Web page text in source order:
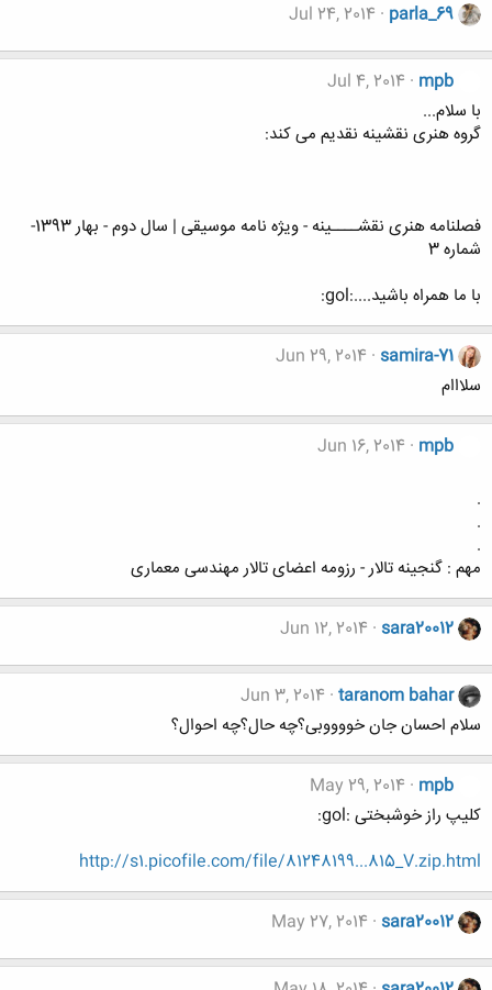
parla_69
Jul 24, 2014
mpb
Jul 4, 2014
با سلام...
گروه هنری نقشینه نقدیم می کند:
فصلنامه هنری نقشــــینه - ویژه نامه موسیقی | سال دوم - بهار 1393-
شماره 3
با ما همراه باشید....:gol:
samira-71
Jun 29, 2014
سلااام
mpb
Jun 16, 2014
.
.
.
مهم : گنجینه تالار - رزومه اعضای تالار مهندسی معماری
sara20012
Jun 12, 2014
taranom bahar
Jun 3, 2014
سلام احسان جان خووووبی؟چه حال؟چه احوال؟
mpb
May 29, 2014
کلیپ راز خوشبختی :gol:
http://s1.picofile.com/file/81248199...815_V.zip.html
sara20012
May 27, 2014